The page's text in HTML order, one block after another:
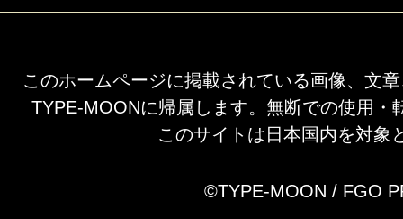
このホームページに掲載されている画像、文
TYPE-MOONに帰属します。無断での使用・
このサイトは日本国内を対象
©TYPE-MOON / FGO